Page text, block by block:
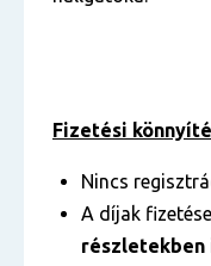
Fizetési
Nincs
A díjak
részletekben